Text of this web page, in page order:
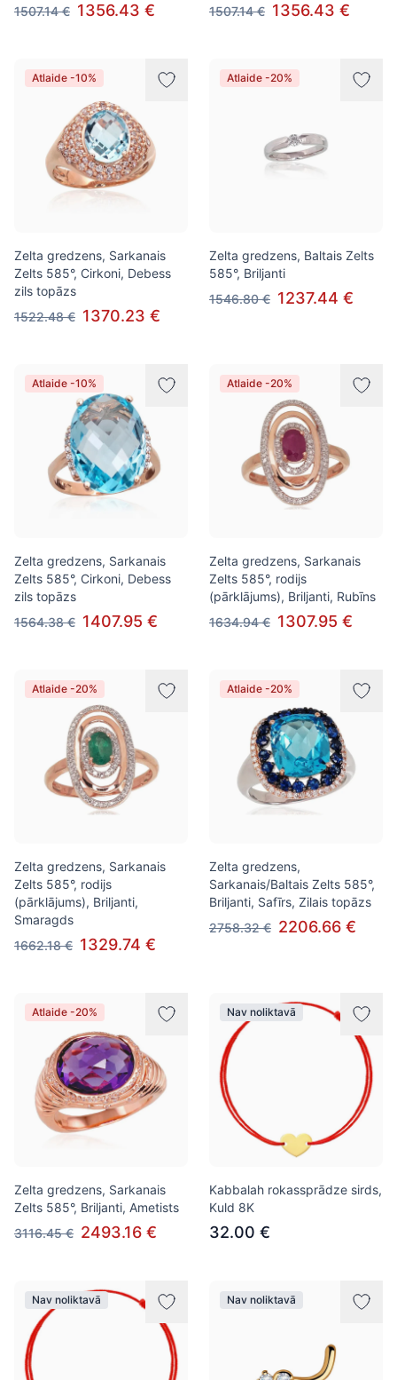
1507.14 € 1356.43 €
1507.14 € 1356.43 €
Atlaide -10%
Zelta gredzens, Sarkanais
Zelts 585°, Cirkoni, Debess
zils topāzs
1522.48 € 1370.23 €
Atlaide -20%
Zelta gredzens, Baltais Zelts
585°, Briljanti
1546.80 € 1237.44 €
Atlaide -10%
Zelta gredzens, Sarkanais
Zelts 585°, Cirkoni, Debess
zils topāzs
1564.38 € 1407.95 €
Atlaide -20%
Zelta gredzens, Sarkanais
Zelts 585°, rodijs
(pārklājums), Briljanti, Rubīns
1634.94 € 1307.95 €
Atlaide -20%
Zelta gredzens, Sarkanais
Zelts 585°, rodijs
(pārklājums), Briljanti,
Smaragds
1662.18 € 1329.74 €
Atlaide -20%
Zelta gredzens,
Sarkanais/Baltais Zelts 585°,
Briljanti, Safīrs, Zilais topāzs
2758.32 € 2206.66 €
Atlaide -20%
Zelta gredzens, Sarkanais
Zelts 585°, Briljanti, Ametists
3116.45 € 2493.16 €
Nav noliktavā
Kabbalah rokassprādze sirds,
Kuld 8K
32.00 €
Nav noliktavā Nav noliktavā